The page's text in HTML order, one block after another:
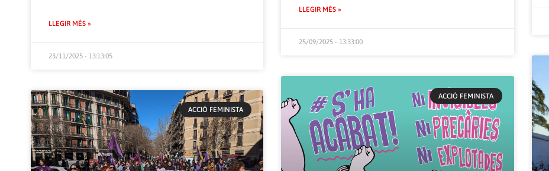
LLEGIR MÉS »
23/11/2025 - 13:13:05
LLEGIR MÉS »
25/09/2025 - 13:33:00
ACCIÓ FEMINISTA
ACCIÓ FEMINISTA